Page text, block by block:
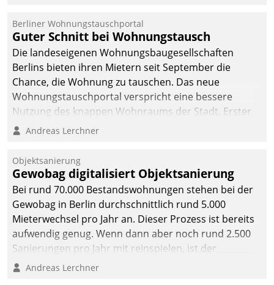
Berliner Wohnungstauschportal
Guter Schnitt bei Wohnungstausch
Die landeseigenen Wohnungsbaugesellschaften
Berlins bieten ihren Mietern seit September die
Chance, die Wohnung zu tauschen. Das neue
Wohnungstauschportal verspricht eine bessere
Nutzung des knappen Wohnraums der Stadt. Erster
Anwendungsfall für Datatrains Lösung API-Hub mit
Unternehmen.
Andreas Lerchner
Objektsanierung
Gewobag digitalisiert Objektsanierung
Bei rund 70.000 Bestandswohnungen stehen bei der
Gewobag in Berlin durchschnittlich rund 5.000
Mieterwechsel pro Jahr an. Dieser Prozess ist bereits
aufwendig genug. Wenn dann aber noch rund 2.500
Sanierungen pro Jahr mit reinspielen, ist der
Betreuungs- und Organisationsaufwand immens. Im
Andreas Lerchner